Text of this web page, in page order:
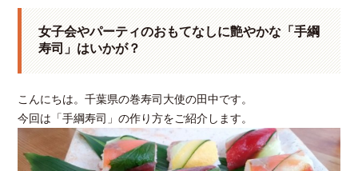
女子会やパーティのおもてなしに艶やかな「手綱
寿司」はいかが？
こんにちは。千葉県の巻寿司大使の田中です。
今回は「手綱寿司」の作り方をご紹介します。